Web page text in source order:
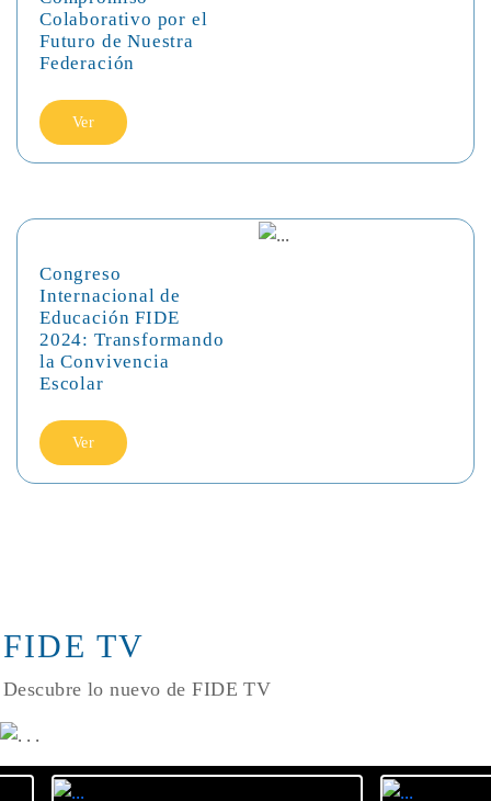
Colaborativo por el
Futuro de Nuestra
Federación
Ver
Congreso
Internacional de
Educación FIDE
2024: Transformando
la Convivencia
Escolar
Ver
FIDE TV
Descubre lo nuevo de FIDE TV